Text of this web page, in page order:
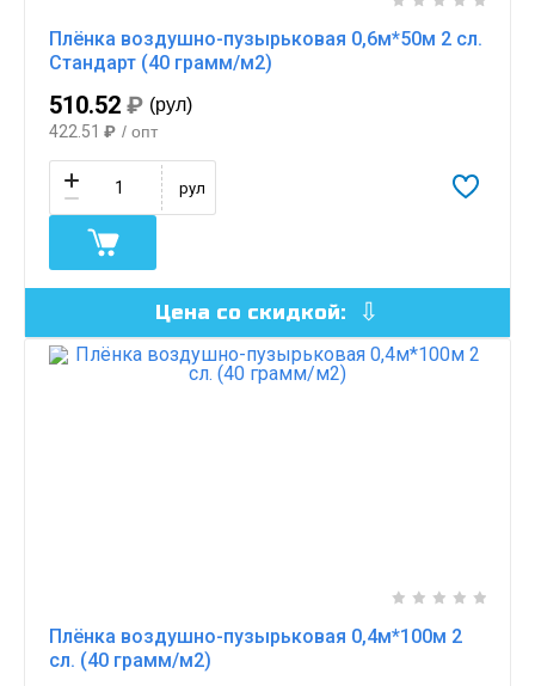
Плёнка воздушно-пузырьковая 0,6м*50м 2 сл.
Стандарт (40 грамм/м2)
510.52 ₽ (рул)
422.51 ₽ / опт
рул
Цена со скидкой:
Плёнка воздушно-пузырьковая 0,4м*100м 2
сл. (40 грамм/м2)